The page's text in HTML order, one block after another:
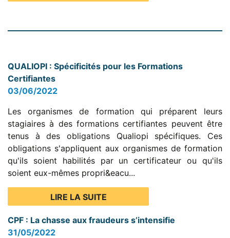
QUALIOPI : Spécificités pour les Formations
Certifiantes
03/06/2022
Les organismes de formation qui préparent leurs
stagiaires à des formations certifiantes peuvent être
tenus à des obligations Qualiopi spécifiques. Ces
obligations s'appliquent aux organismes de formation
qu'ils soient habilités par un certificateur ou qu'ils
soient eux-mêmes propri&eacu...
LIRE LA SUITE
CPF : La chasse aux fraudeurs s’intensifie
31/05/2022